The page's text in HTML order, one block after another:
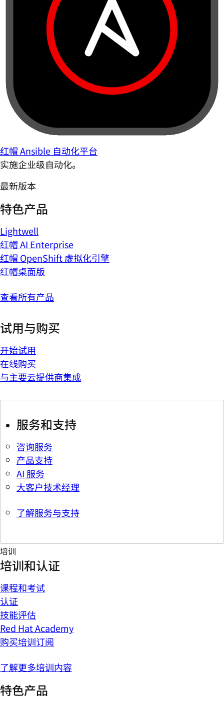
红帽 Ansible 自动化平台
实施企业级自动化。
最新版本
特色产品
Lightwell
红帽 AI Enterprise
红帽 OpenShift 虚拟化引擎
红帽桌面版
查看所有产品
试用与购买
开始试用
在线购买
与主要云提供商集成
服务和支持
咨询服务
产品支持
AI 服务
大客户技术经理
了解服务与支持
培训
培训和认证
课程和考试
认证
技能评估
Red Hat Academy
购买培训订阅
了解更多培训内容
特色产品